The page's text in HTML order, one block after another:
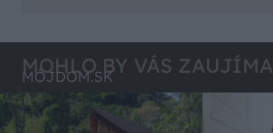
MOHLO BY VÁS
MÔJDOM.SK